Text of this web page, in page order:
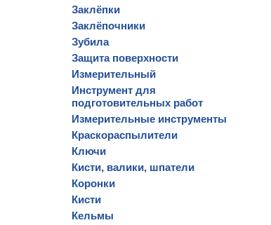
Заклёпки
Заклёпочники
Зубила
Защита поверхности
Измерительный
Инструмент для
подготовительных работ
Измерительные инструменты
Краскораспылители
Ключи
Кисти, валики, шпатели
Коронки
Кисти
Кельмы